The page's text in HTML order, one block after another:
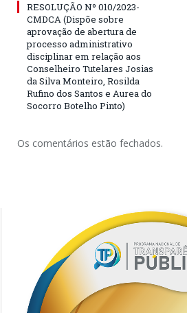
RESOLUÇÃO Nº 010/2023-
CMDCA (Dispõe sobre
aprovação de abertura de
processo administrativo
disciplinar em relação aos
Conselheiro Tutelares Josias
da Silva Monteiro, Rosilda
Rufino dos Santos e Aurea do
Socorro Botelho Pinto)
Os comentários estão fechados.